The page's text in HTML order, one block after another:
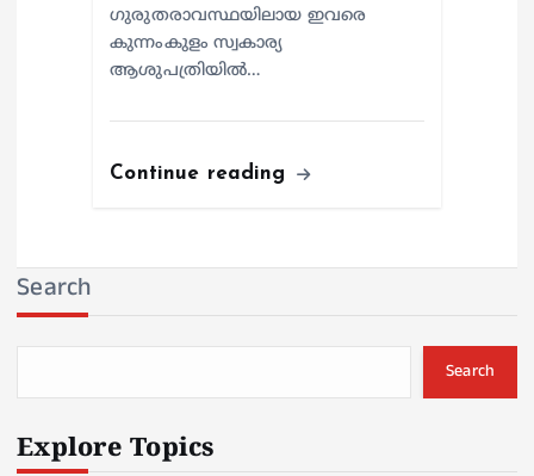
ഗുരുതരാവസ്ഥയിലായ ഇവരെ
കുന്നംകുളം സ്വകാര്യ
ആശുപത്രിയില്‍…
Continue reading
Search
Search
Explore Topics